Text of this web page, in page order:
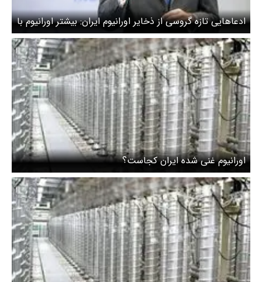
ادعاهایی تازه گروسی از ذخایر اورانیوم ایران: بیشتر اورانیوم با
خلوص بالای ایران در اصفهان است
اورانیوم غنی شده ایران کجاست؟